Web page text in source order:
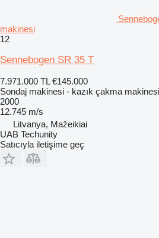
makinesi
12
Sennebogen SR 35 T
7.971.000 TL €145.000
Sondaj makinesi - kazık çakma makinesi
2000
12.745 m/s
Litvanya, Mažeikiai
UAB Techunity
Satıcıyla iletişime geç